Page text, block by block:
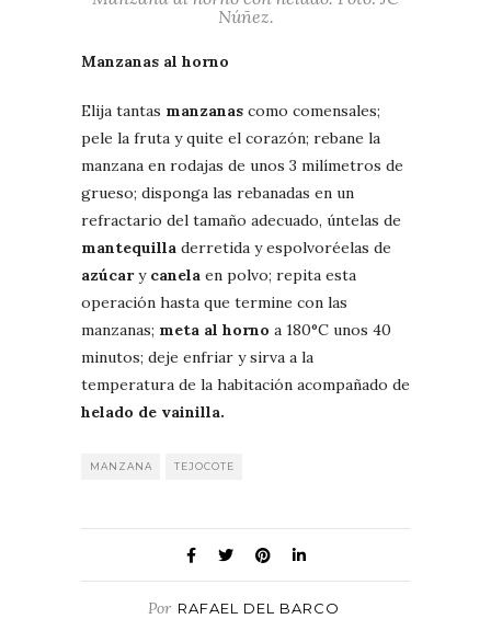
Núñez.
Manzanas al horno
Elija tantas manzanas como comensales;
pele la fruta y quite el corazón; rebane la
manzana en rodajas de unos 3 milímetros de
grueso; disponga las rebanadas en un
refractario del tamaño adecuado, úntelas de
mantequilla derretida y espolvoréelas de
azúcary canela en polvo; repita esta
operación hasta que termine con las
manzanas; meta al horno a 180°C unos 40
minutos; deje enfriar y sirva a la
temperatura de la habitación acompañado de
helado de vainilla.
MANZANA TEJOCOTE
Por RAFAEL DEL BARCO